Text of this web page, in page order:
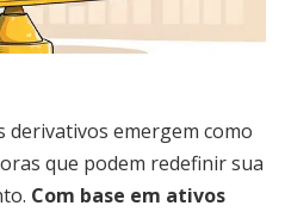
emergem como
que podem redefinir sua
Com base em ativos